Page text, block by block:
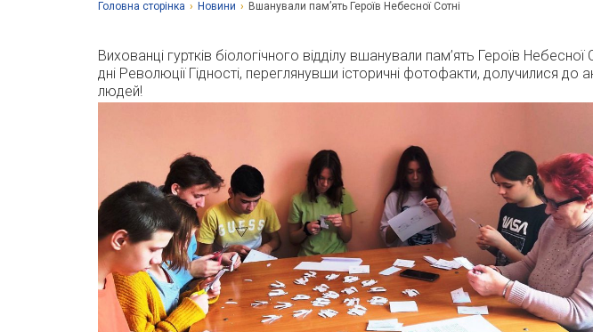
Головна сторiнка › Новини › Вшанували пам’ять Героїв Небесної Сотні
Вихованці гуртків біологічного відділу вшанували пам’ять Героїв
дні Революції Гідності, переглянувши історичні фотофакти, долучилися до
людей!